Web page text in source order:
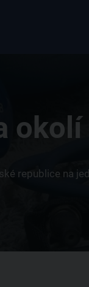
okolí
republice na